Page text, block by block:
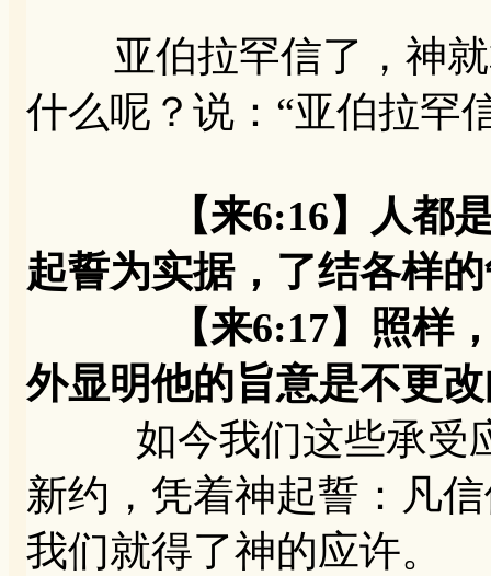
亚伯拉罕信了，神就
什么呢？说：“亚伯拉
【来6:16】人都
起誓为实据，了结各样
【来6:17】照样，
外显明他的旨意是不更
如今我们这些承受应
新约，凭着神起誓：凡
我们就得了神的应许。